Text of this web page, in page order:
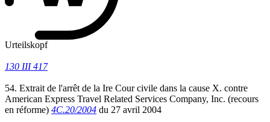
Urteilskopf
130 III 417
54. Extrait de l'arrêt de la Ire Cour civile dans la cause X. contre
American Express Travel Related Services Company, Inc. (recours
en réforme) 4C.20/2004 du 27 avril 2004